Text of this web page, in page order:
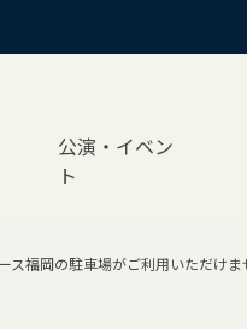
公演・イベン
ト
福岡の駐車場がご利用いただけま